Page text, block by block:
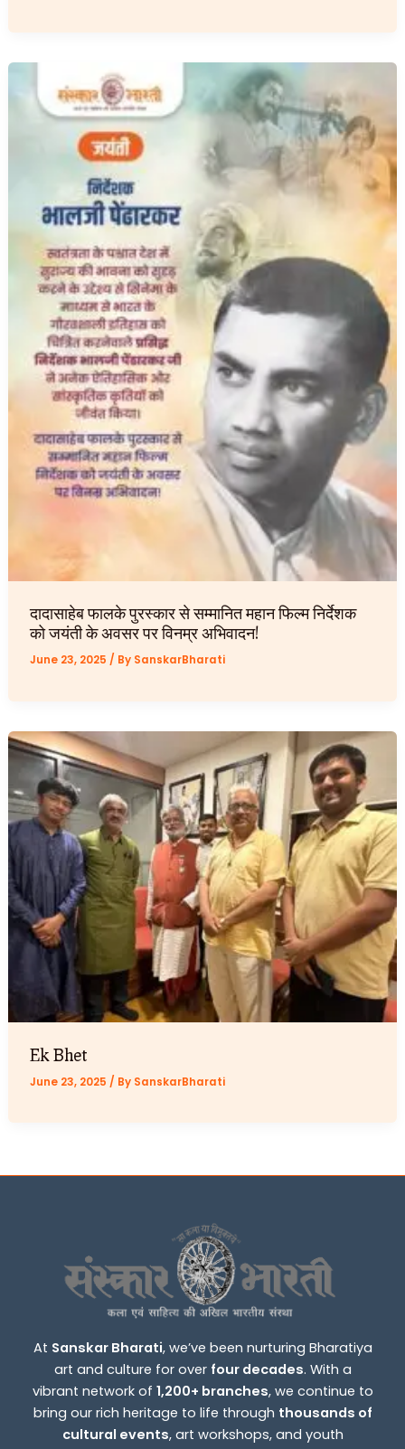
दादासाहेब फालके पुरस्कार से सम्मानित महान फिल्म निर्देशक
को जयंती के अवसर पर विनम्र अभिवादन!
June 23, 2025/ By SanskarBharati
Ek Bhet
June 23, 2025 / By SanskarBharati
At Sanskar Bharati, we’ve been nurturing Bharatiya
art and culture for over four decades. With a
vibrant network of 1,200+ branches, we continue to
bring our rich heritage to life through thousands of
cultural events, art workshops, and youth